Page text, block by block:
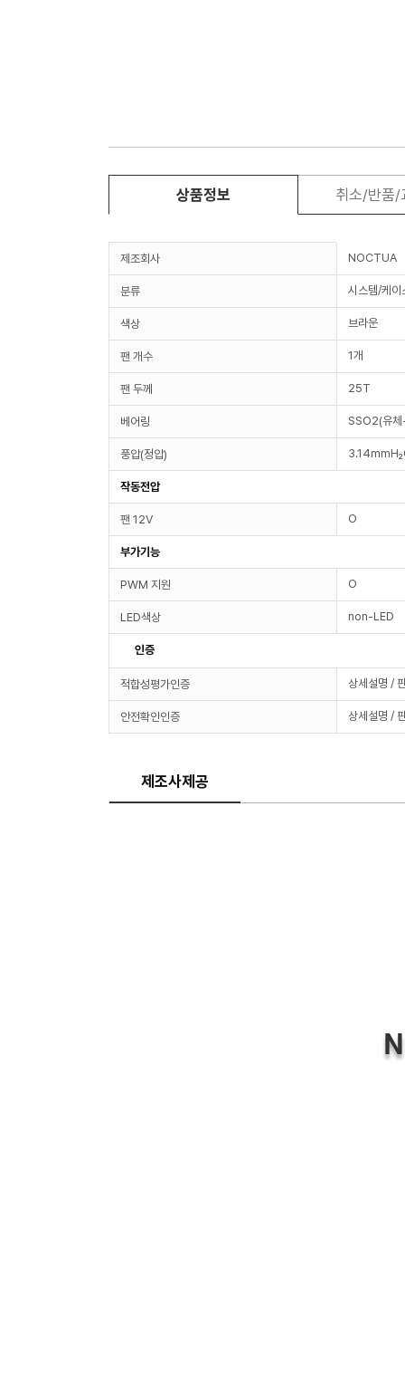
상품정보 취소/반품/
제조회사 NOCTUA
분류 시스템/케이
색상 브라운
팬 개수 1개
팬 두께 25T
베어링 SSO2(유체
풍압(정압)
작동전압
팬 12V O
부가기능
PWM 지원 O
LED색상 non-LED
인증
적합성평가인증 상세설명 /
안전확인인증 상세설명 /
제조사제공